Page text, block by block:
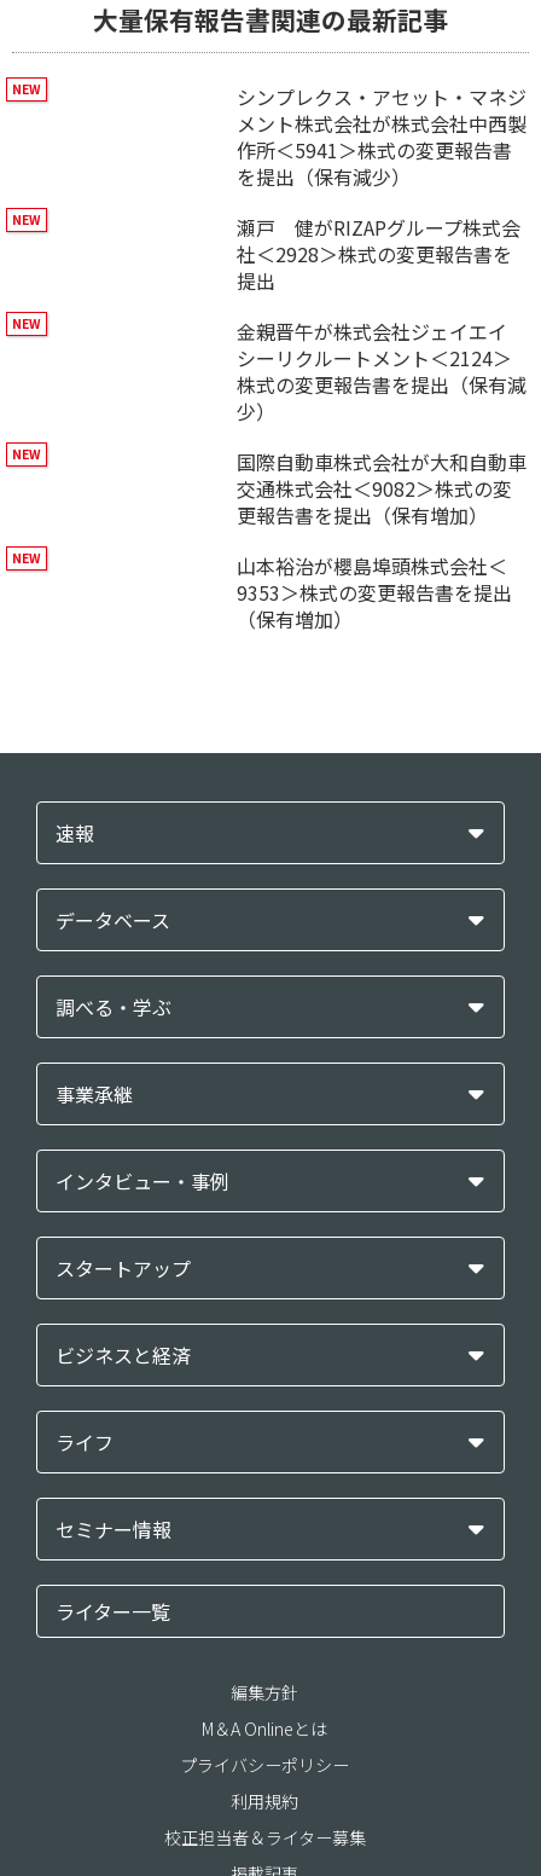
大量保有報告書関連の最新記事
シンプレクス・アセット・マネジ
メント株式会社が株式会社中西製
作所＜5941＞株式の変更報告書
を提出（保有減少）
瀬戸 健がRIZAPグループ株式会
社＜2928＞株式の変更報告書を
提出
金親晋午が株式会社ジェイエイ
シーリクルートメント＜2124＞
株式の変更報告書を提出（保有減
少）
国際自動車株式会社が大和自動車
交通株式会社＜9082＞株式の変
更報告書を提出（保有増加）
山本裕治が櫻島埠頭株式会社＜
9353＞株式の変更報告書を提出
（保有増加）
速報
データベース
調べる・学ぶ
事業承継
インタビュー・事例
スタートアップ
ビジネスと経済
ライフ
セミナー情報
ライター一覧
編集方針
M＆A Onlineとは
プライバシーポリシー
利用規約
校正担当者＆ライター募集